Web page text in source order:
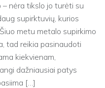
– nėra tikslo jo turėti su
supirktuvių, kurios
metu metalo supirkimo
tad reikia pasinaudoti
kiekvienam,
dažniausiai patys
[…]